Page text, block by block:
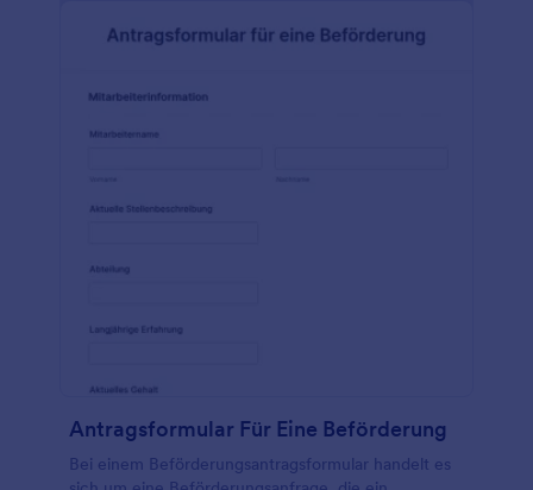
Antragsformular Für Eine Beförderung
Bei einem Beförderungsantragsformular handelt es